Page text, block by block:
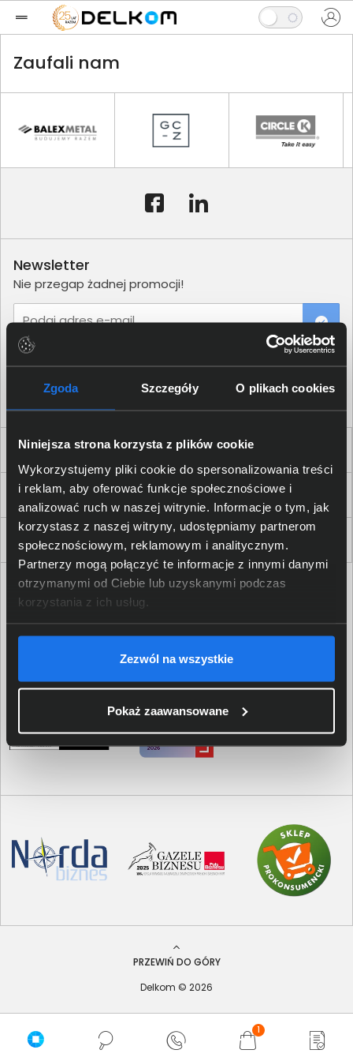
Zgoda Szczegóły O plikach cookies
Niniejsza strona korzysta z plików cookie
Wykorzystujemy pliki cookie do spersonalizowania treści
i reklam, aby oferować funkcje społecznościowe i
analizować ruch w naszej witrynie. Informacje o tym, jak
korzystasz z naszej witryny, udostępniamy partnerom
społecznościowym, reklamowym i analitycznym.
Partnerzy mogą połączyć te informacje z innymi danymi
otrzymanymi od Ciebie lub uzyskanymi podczas
korzystania z ich usług.
Zezwól na wszystkie
Pokaż zaawansowane
1
Zaufali nam
Dla Firm i Instytucji
Zakupy
Delkom 2000
Newsletter
Nie przegap żadnej promocji!
Podaj adres e-mail
PRZEWIŃ DO GÓRY
Delkom © 2026